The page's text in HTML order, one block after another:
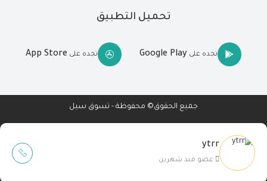
ytrr
عضو منذ شهرين
تحميل التطبيق
تجده على Google Play تجده على App Store
جميع الحقوق© محفوظة - تسوق سيل